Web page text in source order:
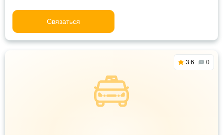
Связаться
3.6 0